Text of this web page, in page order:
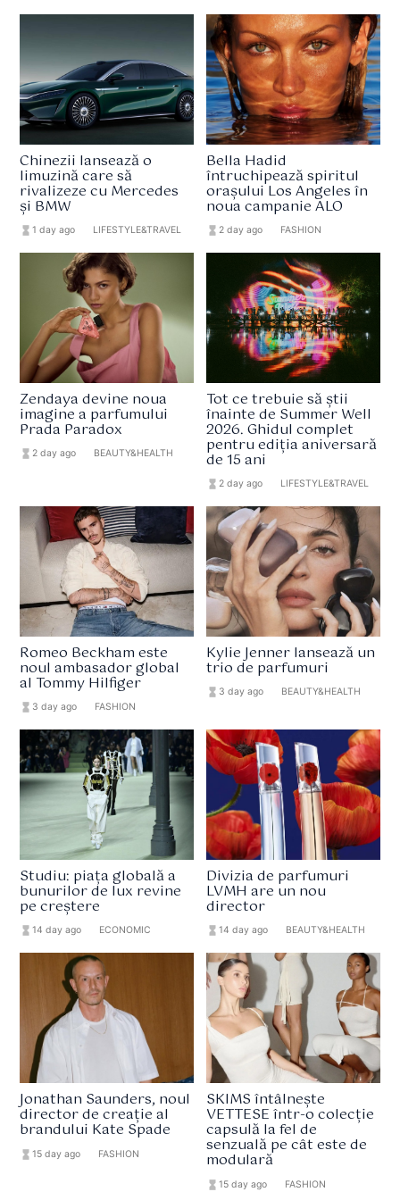
Chinezii lansează o
limuzină care să
rivalizeze cu Mercedes
și BMW
hourglass_full1 day ago LIFESTYLE&TRAVEL
Bella Hadid
întruchipează spiritul
orașului Los Angeles în
noua campanie ALO
hourglass_full 2 day ago FASHION
Zendaya devine noua
imagine a parfumului
Prada Paradox
hourglass_full 2 day ago BEAUTY&HEALTH
Tot ce trebuie să știi
înainte de Summer Well
2026. Ghidul complet
pentru ediția aniversară
de 15 ani
hourglass_full 2 day ago LIFESTYLE&TRAVEL
Romeo Beckham este
noul ambasador global
al Tommy Hilfiger
hourglass_full 3 day ago FASHION
Kylie Jenner lansează un
trio de parfumuri
hourglass_full 3 day ago BEAUTY&HEALTH
Studiu: piața globală a
bunurilor de lux revine
pe creștere
hourglass_full14 day ago ECONOMIC
Divizia de parfumuri
LVMH are un nou
director
hourglass_full 14 day ago BEAUTY&HEALTH
Jonathan Saunders, noul
director de creație al
brandului Kate Spade
hourglass_full15 day ago FASHION
SKIMS întâlnește
VETTESE într-o colecție
capsulă la fel de
senzuală pe cât este de
modulară
hourglass_full 15 day ago FASHION